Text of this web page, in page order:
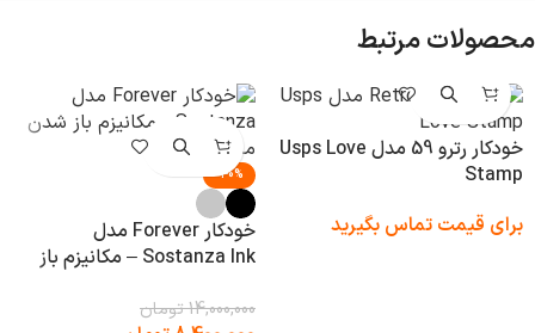
محصولات مرتبط
خودکار رترو 59 مدل Usps Love
Stamp
برای قیمت تماس بگیرید
-40%
خودکار Forever مدل
Sostanza Ink – مکانیزم باز
14,000,000تومان